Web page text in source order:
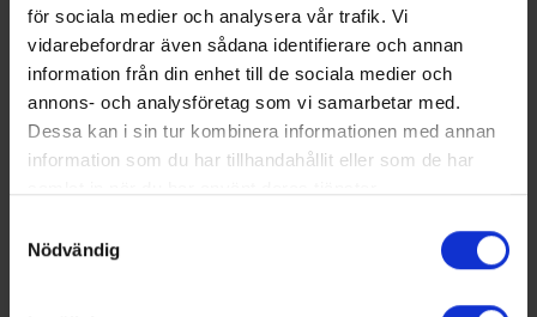
för sociala medier och analysera vår trafik. Vi
vidarebefordrar även sådana identifierare och annan
information från din enhet till de sociala medier och
annons- och analysföretag som vi samarbetar med.
Dessa kan i sin tur kombinera informationen med annan
information som du har tillhandahållit eller som de har
Nödvändig
ledningar för vatten och avlopp. Mindre
ledningar som förbinder enskilda fastigheter
med det kommunala ledningsnätet kallas
servisledningar, så kallade serviser.
mindre ledningar. Ofta finns det alternativa vägar